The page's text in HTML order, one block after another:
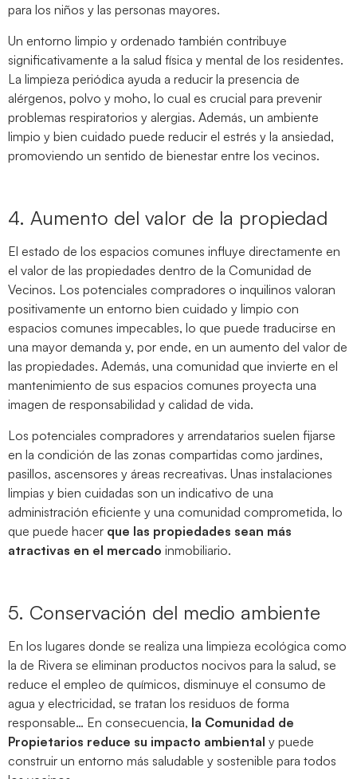
para los niños y las personas mayores.
Un entorno limpio y ordenado también contribuye
significativamente a la salud física y mental de los residentes.
La limpieza periódica ayuda a reducir la presencia de
alérgenos, polvo y moho, lo cual es crucial para prevenir
problemas respiratorios y alergias. Además, un ambiente
limpio y bien cuidado puede reducir el estrés y la ansiedad,
promoviendo un sentido de bienestar entre los vecinos.
4. Aumento del valor de la propiedad
El estado de los espacios comunes influye directamente en
el valor de las propiedades dentro de la Comunidad de
Vecinos. Los potenciales compradores o inquilinos valoran
positivamente un entorno bien cuidado y limpio con
espacios comunes impecables, lo que puede traducirse en
una mayor demanda y, por ende, en un aumento del valor de
las propiedades. Además, una comunidad que invierte en el
mantenimiento de sus espacios comunes proyecta una
imagen de responsabilidad y calidad de vida.
Los potenciales compradores y arrendatarios suelen fijarse
en la condición de las zonas compartidas como jardines,
pasillos, ascensores y áreas recreativas. Unas instalaciones
limpias y bien cuidadas son un indicativo de una
administración eficiente y una comunidad comprometida, lo
que puede hacer que las propiedades sean más
atractivas en el mercado inmobiliario.
5. Conservación del medio ambiente
En los lugares donde se realiza una limpieza ecológica como
la de Rivera se eliminan productos nocivos para la salud, se
reduce el empleo de químicos, disminuye el consumo de
agua y electricidad, se tratan los residuos de forma
responsable… En consecuencia, la Comunidad de
Propietarios reduce su impacto ambiental y puede
construir un entorno más saludable y sostenible para todos